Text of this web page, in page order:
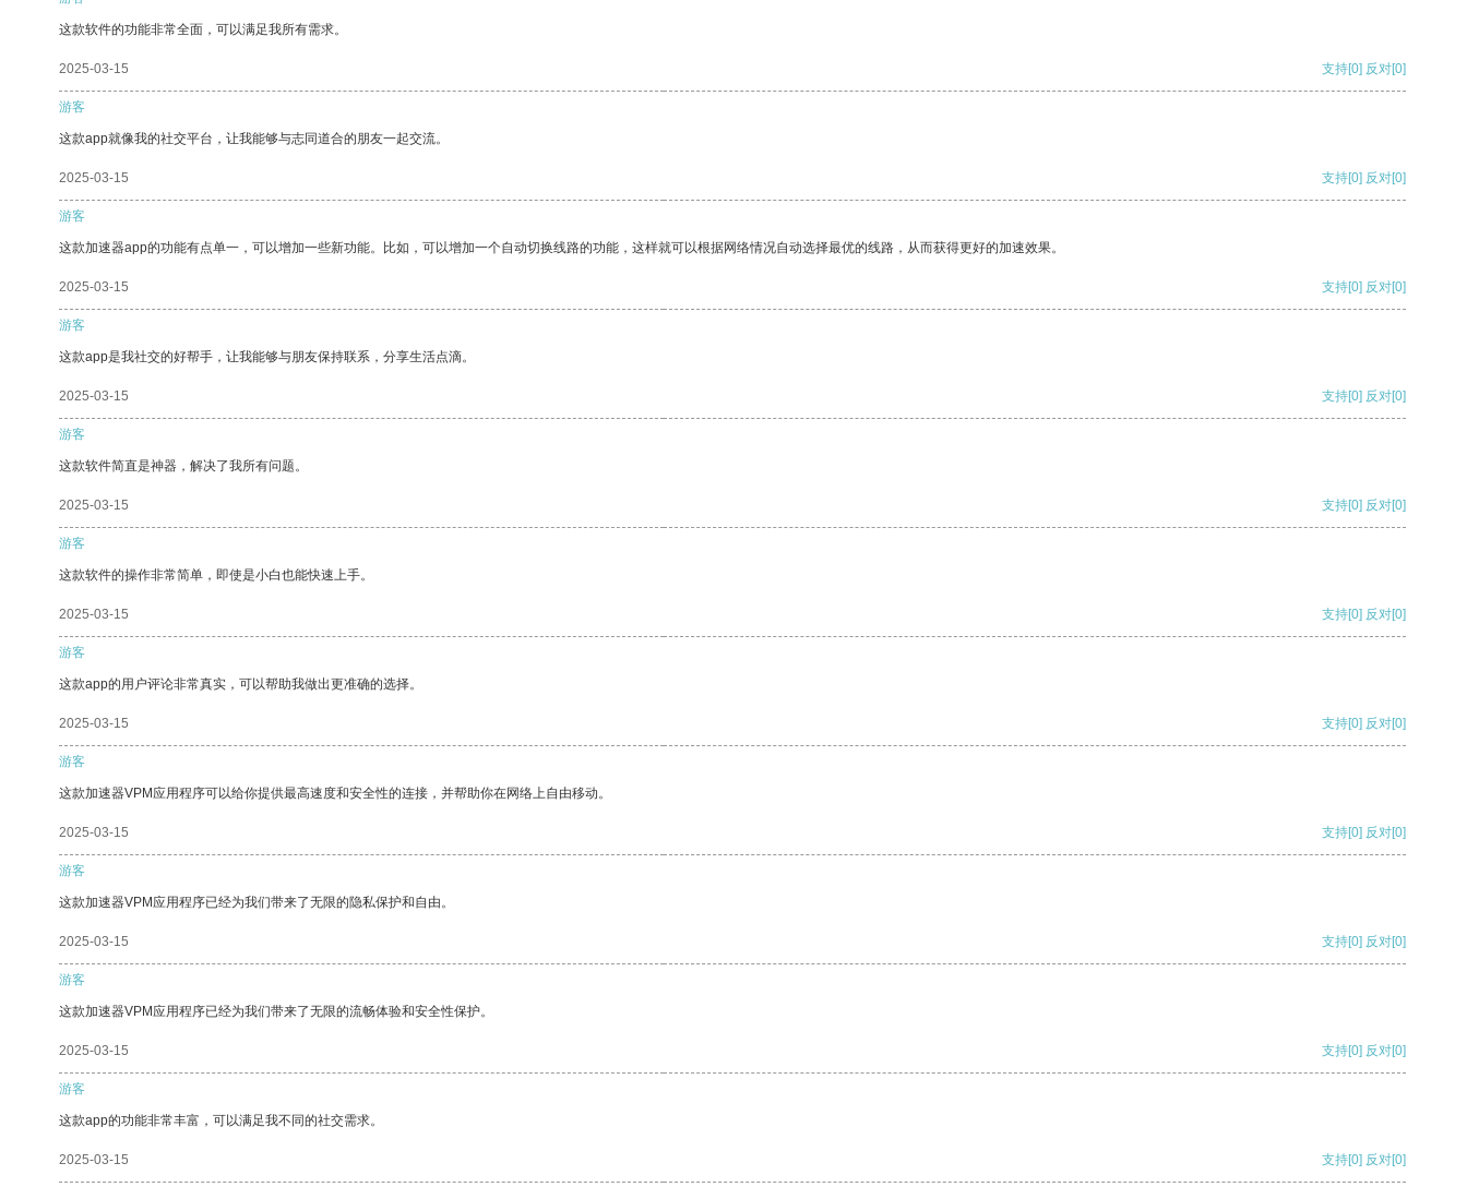
这款软件的功能非常全面，可以满足我所有需求。
2025-03-15 支持[0] 反对[0]
游客
这款app就像我的社交平台，让我能够与志同道合的朋友一起交流。
2025-03-15 支持[0] 反对[0]
游客
这款加速器app的功能有点单一，可以增加一些新功能。比如，可以增加一个自动切换线路的功能，这样就可以根据网络情况自动选择最优的线路，从而获得更好的加速效果。
2025-03-15 支持[0] 反对[0]
游客
这款app是我社交的好帮手，让我能够与朋友保持联系，分享生活点滴。
2025-03-15 支持[0] 反对[0]
游客
这款软件简直是神器，解决了我所有问题。
2025-03-15 支持[0] 反对[0]
游客
这款软件的操作非常简单，即使是小白也能快速上手。
2025-03-15 支持[0] 反对[0]
游客
这款app的用户评论非常真实，可以帮助我做出更准确的选择。
2025-03-15 支持[0] 反对[0]
游客
这款加速器VPM应用程序可以给你提供最高速度和安全性的连接，并帮助你在网络上自由移动。
2025-03-15 支持[0] 反对[0]
游客
这款加速器VPM应用程序已经为我们带来了无限的隐私保护和自由。
2025-03-15 支持[0] 反对[0]
游客
这款加速器VPM应用程序已经为我们带来了无限的流畅体验和安全性保护。
2025-03-15 支持[0] 反对[0]
游客
这款app的功能非常丰富，可以满足我不同的社交需求。
2025-03-15 支持[0] 反对[0]